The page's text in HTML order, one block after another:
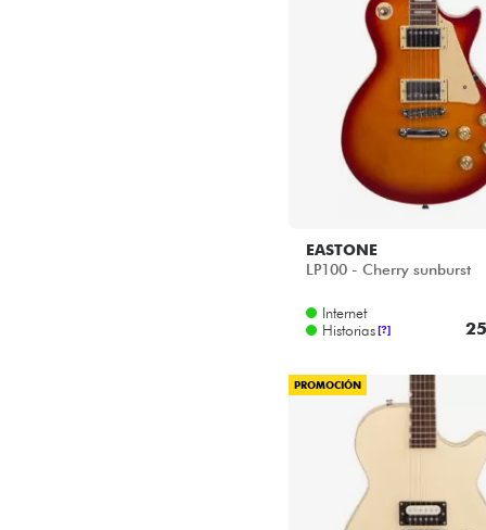
EASTONE
LP100 - Cherry sunburst
Internet
Historias[?]
PROMOCIÓN